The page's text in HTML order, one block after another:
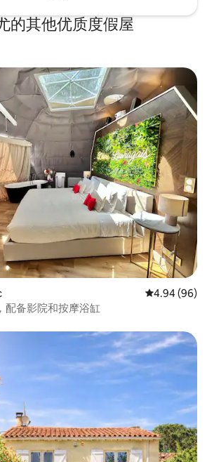
的其他优质度假屋
平均评分 4.94
4.94 (96)
配备影院和按摩浴缸